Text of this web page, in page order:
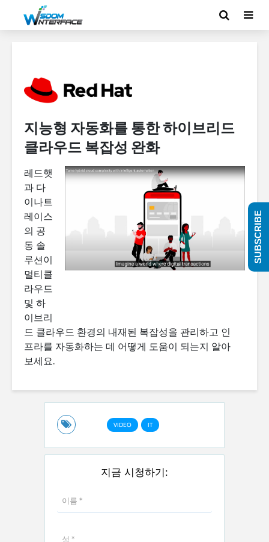
지능형 자동화를 통한 하이브리드
클라우드 복잡성 완화
레드햇
과 다
이나트
레이스
의 공
동 솔
루션이
멀티클
라우드
및 하
이브리
드 클라우드 환경의 내재된 복잡성을 관리하고 인
프라를 자동화하는 데 어떻게 도움이 되는지 알아
보세요.
VIDEO IT
지금 시청하기:
SUBSCRIBE